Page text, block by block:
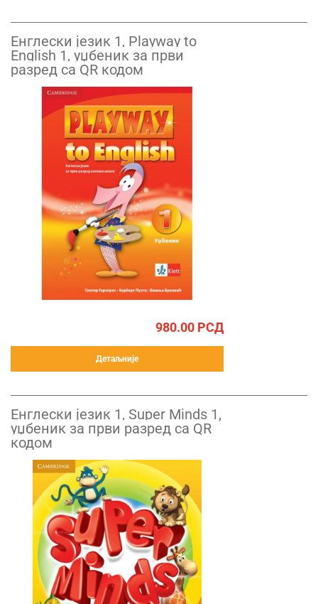
Енглески језик 1, Playway to
English 1, уџбеник за први
разред са QR кодом
980.00 РСД
Детаљније
Енглески језик 1, Super Minds 1,
уџбеник за први разред са QR
кодом